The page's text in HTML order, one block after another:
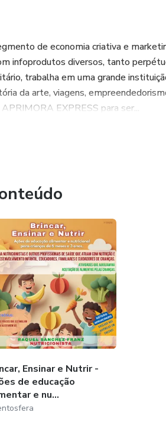
de economia criativa e
infoprodutos diversos, tanto
trabalha em uma grande
da arte, viagens,
EXPRESS para ser...
Ensinar e Nutrir -
de educação
e nu...